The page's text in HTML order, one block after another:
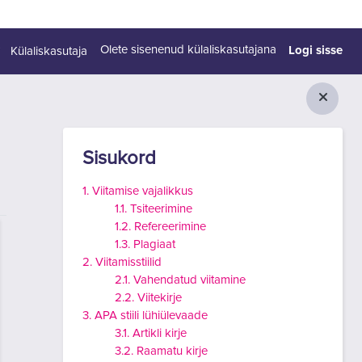
Külaliskasutaja Olete sisenenud külaliskasutajana Logi sisse
Sisukord
1. Viitamise vajalikkus
1.1. Tsiteerimine
1.2. Refereerimine
1.3. Plagiaat
2. Viitamisstiilid
2.1. Vahendatud viitamine
2.2. Viitekirje
3. APA stiili lühiülevaade
3.1. Artikli kirje
3.2. Raamatu kirje